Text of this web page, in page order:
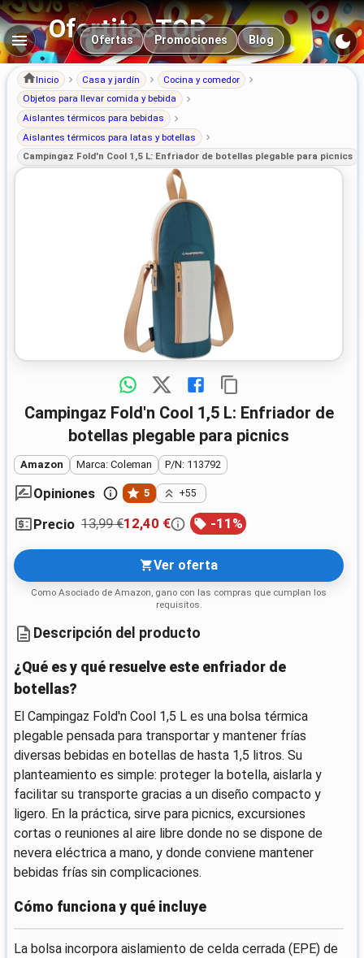
OfertitasTOP
Navegación principal
Ofertas Promociones Blog
Inicio Casa y jardín
Cocina y comedor
Objetos para llevar comida y bebida
Aislantes térmicos para bebidas
Aislantes térmicos para latas y botellas
Campingaz Fold'n Cool 1,5 L: Enfriador de botellas plegable para picnics
Campingaz Fold'n Cool 1,5 L: Enfriador de
botellas plegable para picnics
Amazon Marca: Coleman P/N: 113792
Opiniones 5 +55
Precio 13,99 €12,40 € -11 %
Ver oferta
Como Asociado de Amazon, gano con las compras que cumplan los
requisitos.
Descripción del producto
¿Qué es y qué resuelve este enfriador de
botellas?
El Campingaz Fold'n Cool 1,5 L es una bolsa térmica
plegable pensada para transportar y mantener frías
diversas bebidas en botellas de hasta 1,5 litros. Su
planteamiento es simple: proteger la botella, aislarla y
facilitar su transporte gracias a un diseño compacto y
ligero. En la práctica, sirve para picnics, excursiones
cortas o reuniones al aire libre donde no se dispone de
nevera eléctrica a mano, y donde conviene mantener
bebidas frías sin complicaciones.
Cómo funciona y qué incluye
La bolsa incorpora aislamiento de celda cerrada (EPE) de